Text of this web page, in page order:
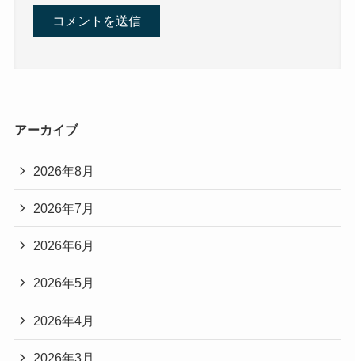
アーカイブ
2026年8月
2026年7月
2026年6月
2026年5月
2026年4月
2026年3月